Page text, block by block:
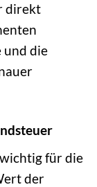
direkt
und die
für die
der